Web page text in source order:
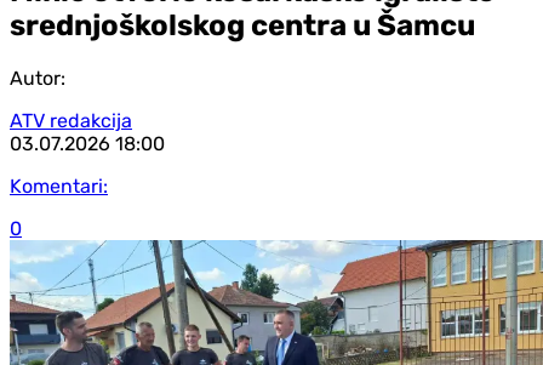
srednjoškolskog centra u Šamcu
Autor:
ATV redakcija
03.07.2026 18:00
Komentari:
0